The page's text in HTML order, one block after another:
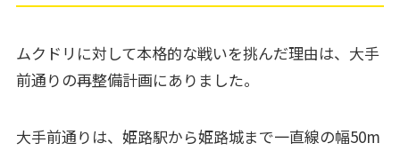
ムクドリに対して本格的な戦いを挑んだ理由は、大手
前通りの再整備計画にありました。
大手前通りは、姫路駅から姫路城まで一直線の幅50m